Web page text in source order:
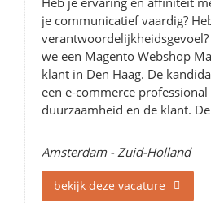
je communicatief vaardig?
we een Magento Webshop
klant in Den Haag. De
een e-commerce
duurzaamheid en de klant.
Amsterdam - Zuid-Holland
bekijk deze vacature